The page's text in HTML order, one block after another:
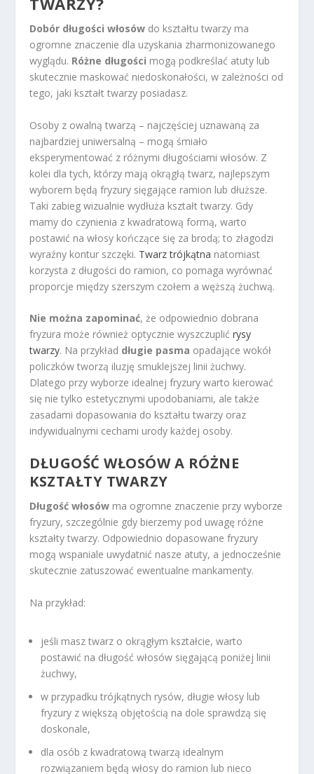
Dobór długości włosów do kształtu twarzy ma
ogromne znaczenie dla uzyskania zharmonizowanego
wyglądu. Różne długości mogą podkreślać atuty lub
skutecznie maskować niedoskonałości, w zależności od
tego, jaki kształt twarzy posiadasz.
Osoby z owalną twarzą – najczęściej uznawaną za
najbardziej uniwersalną – mogą śmiało
eksperymentować z różnymi długościami włosów. Z
kolei dla tych, którzy mają okrągłą twarz, najlepszym
wyborem będą fryzury sięgające ramion lub dłuższe.
Taki zabieg wizualnie wydłuża kształt twarzy. Gdy
mamy do czynienia z kwadratową formą, warto
postawić na włosy kończące się za brodą; to złagodzi
wyraźny kontur szczęki. Twarz trójkątna natomiast
korzysta z długości do ramion, co pomaga wyrównać
proporcje między szerszym czołem a węższą żuchwą.
Nie można zapominać, że odpowiednio dobrana
fryzura może również optycznie wyszczuplićrysy
twarzy. Na przykład długie pasma opadające wokół
policzków tworzą iluzję smuklejszej linii żuchwy.
Dlatego przy wyborze idealnej fryzury warto kierować
się nie tylko estetycznymi upodobaniami, ale także
zasadami dopasowania do kształtu twarzy oraz
indywidualnymi cechami urody każdej osoby.
DŁUGOŚĆ WŁOSÓW A RÓŻNE
KSZTAŁTY TWARZY
Długość włosów ma ogromne znaczenie przy wyborze
fryzury, szczególnie gdy bierzemy pod uwagę różne
kształty twarzy. Odpowiednio dopasowane fryzury
mogą wspaniale uwydatnić nasze atuty, a jednocześnie
skutecznie zatuszować ewentualne mankamenty.
Na przykład:
jeśli masz twarz o okrągłym kształcie, warto
postawić na długość włosów sięgającą poniżej linii
żuchwy,
w przypadku trójkątnych rysów, długie włosy lub
fryzury z większą objętością na dole sprawdzą się
doskonale,
dla osób z kwadratową twarzą idealnym
rozwiązaniem będą włosy do ramion lub nieco